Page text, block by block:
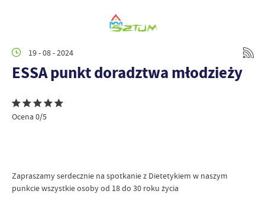
19 - 08 - 2024
ESSA punkt doradztwa młodzieży
Ocena 0/5
Zapraszamy serdecznie na spotkanie z Dietetykiem w naszym
punkcie wszystkie osoby od 18 do 30 roku życia